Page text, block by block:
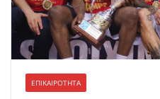
ΕΠΙΚΑΙΡΟΤΗΤΑ